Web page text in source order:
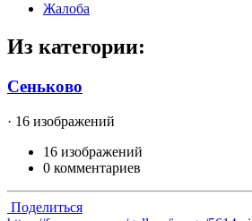
Жалоба
Из категории:
Сеньково
· 16 изображений
16 изображений
0 комментариев
Поделиться